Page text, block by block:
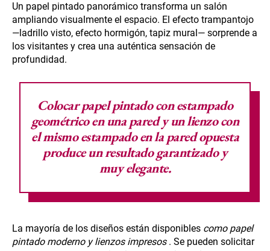
Un papel pintado panorámico transforma un salón
ampliando visualmente el espacio. El efecto trampantojo
—ladrillo visto, efecto hormigón, tapiz mural— sorprende a
los visitantes y crea una auténtica sensación de
profundidad.
Colocarpapel pintado con estampado
geométrico en una paredy un lienzo con
el mismo estampado en la pared opuesta
produce un resultado garantizado y
muy elegante.
La mayoría de los diseños están disponibles como papel
pintado moderno y lienzos impresos. Se pueden solicitar